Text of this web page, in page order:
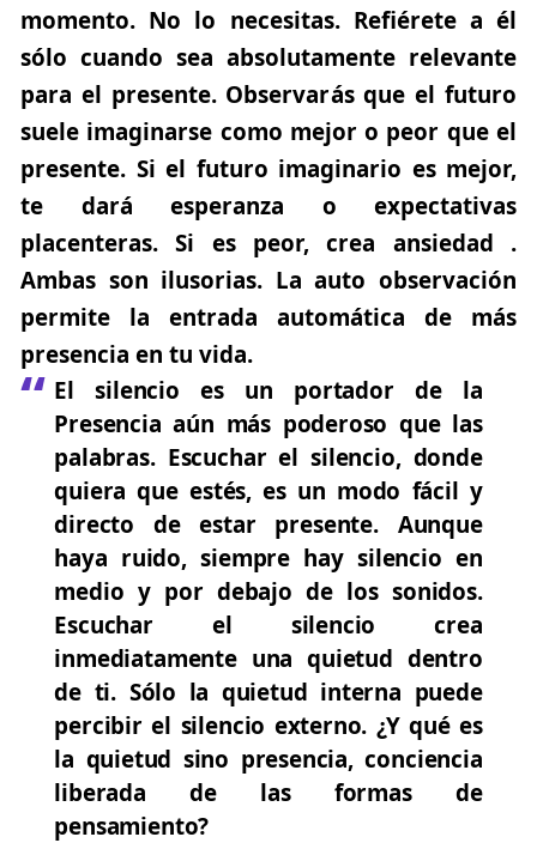
momento. No lo necesitas. Refiérete a él
sólo cuando sea absolutamente relevante
para el presente. Observarás que el futuro
suele imaginarse como mejor o peor que el
presente. Si el futuro imaginario es mejor,
te dará esperanza o expectativas
placenteras. Si es peor, crea ansiedad .
Ambas son ilusorias. La auto observación
permite la entrada automática de más
presencia en tu vida.
El silencio es un portador de la
Presencia aún más poderoso que las
palabras.Escuchar el silencio, donde
quiera que estés, es un modo fácil y
directo de estar presente. Aunque
haya ruido, siempre hay silencio en
medio y por debajo de los sonidos.
Escuchar el silencio crea
inmediatamente una quietud dentro
de ti. Sólo la quietud interna puede
percibir el silencio externo. ¿Y qué es
la quietud sino presencia, conciencia
liberada de las formas de
pensamiento?